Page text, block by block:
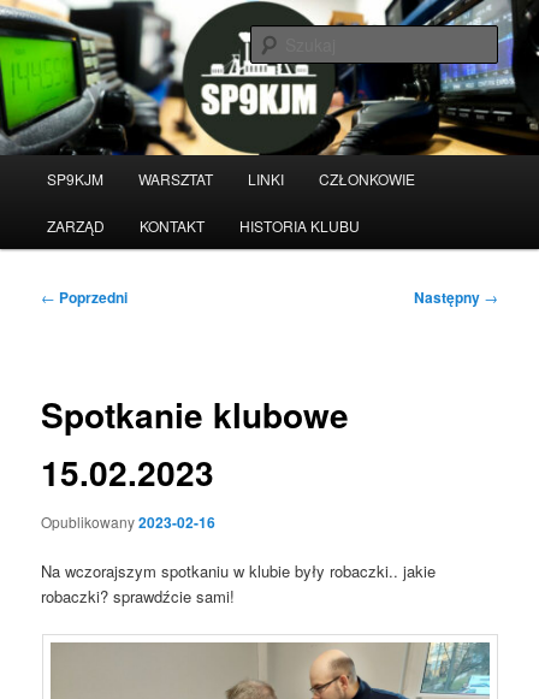
Przeskocz
do
tekstu
Witamy na stronie klubu
krótkofalarskiego SP9KJM
SP9KJM WARSZTAT LINKI CZŁONKOWIE
ZARZĄD KONTAKT HISTORIA KLUBU
Nawigacja
← Poprzedni Następny →
Spotkanie klubowe
15.02.2023
Opublikowany2023-02-16
Na wczorajszym spotkaniu w klubie były robaczki.. jakie
robaczki? sprawdźcie sami!